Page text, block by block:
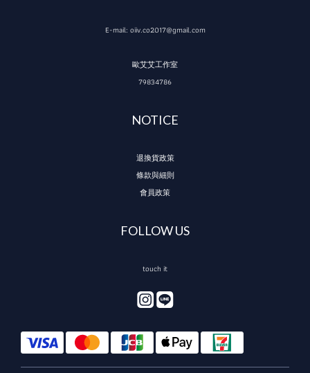
E-mail: oiiv.co2017@gmail.com
歐艾艾工作室
79834786
NOTICE
退換貨政策
條款與細則
會員政策
FOLLOW US
touch it